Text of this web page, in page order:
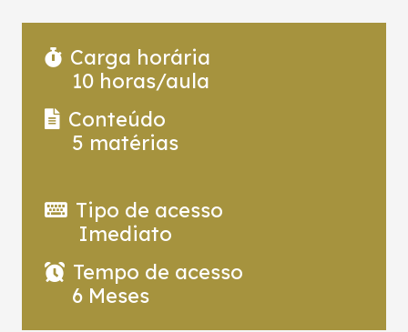
Carga horária
10 horas/aula
Conteúdo
5 matérias
Tipo de acesso
Imediato
Tempo de acesso
6 Meses